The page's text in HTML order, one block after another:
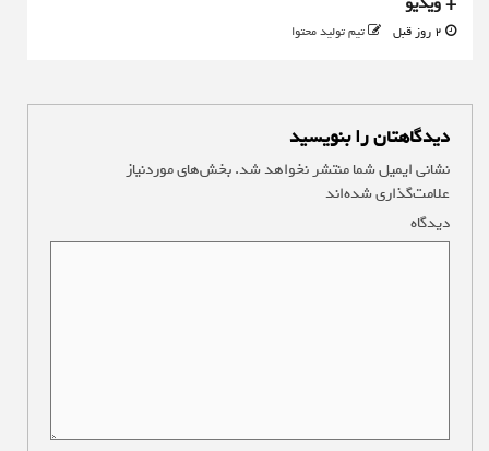
تیم تولید محتوا
دیدگاهتان را بنویسید
نشانی ایمیل شما منتشر نخواهد شد.بخش‌های موردنیاز
علامت‌گذاری شده‌اند
دیدگاه